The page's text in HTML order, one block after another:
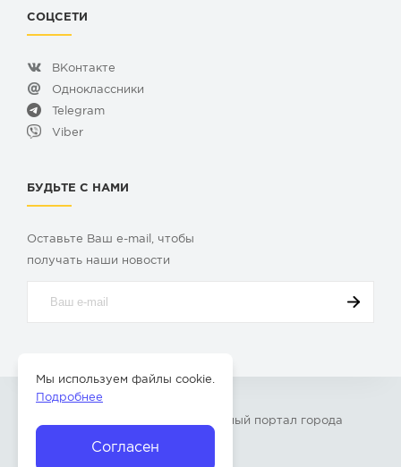
СОЦСЕТИ
ВКонтакте
Одноклассники
Telegram
Viber
БУДЬТЕ С НАМИ
Оставьте Ваш e-mail, чтобы
получать наши новости
» – Главный портал города
Согласен
Мы используем файлы cookie.
Подробнее